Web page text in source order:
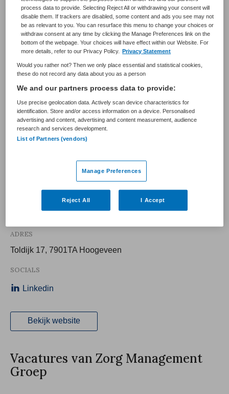
Hoogeveen
Alle vacatures
Management, Werving & Selectie, en Executive Search
Welzijn (onze medewerkers zijn allen afkomstig uit Zorg
en Welzijn) weten wat er speelt binnen Zorg en Welzijn
waardoor wij uitermate goed in staat zijn de juiste
kandidaat aan u voor te dragen. Anderzijds is Interim
complexiteit van de arbeidsmarkt een specifiek
vakgebied geworden waarin wij als bureau zijn
meegegroeid.
ADRES
Toldijk 17, 7901TA Hoogeveen
SOCIALS
Linkedin
Bekijk website
Vacatures van Zorg Management
Groep
process data to provide. Selecting Reject All or withdrawing your consent will
disable them. If trackers are disabled, some content and ads you see may not
be as relevant to you. You can resurface this menu to change your choices or
withdraw consent at any time by clicking the Manage Preferences link on the
bottom of the webpage. Your choices will have effect within our Website. For
more details, refer to our Privacy Policy.
Privacy Statement
Would you rather not? Then we only place essential and statistical cookies,
these do not record any data about you as a person
We and our partners process data to provide:
Use precise geolocation data. Actively scan device characteristics for
identification. Store and/or access information on a device. Personalised
advertising and content, advertising and content measurement, audience
research and services development.
List of Partners (vendors)
Manage Preferences
Reject All I Accept